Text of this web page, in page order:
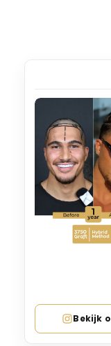
Bekijk